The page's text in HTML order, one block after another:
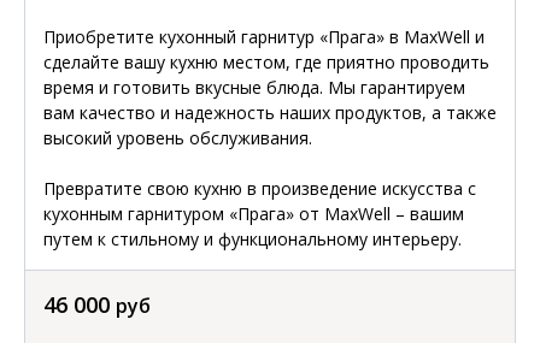
Приобретите кухонный гарнитур «Прага» в MaxWell и
сделайте вашу кухню местом, где приятно проводить
время и готовить вкусные блюда. Мы гарантируем
вам качество и надежность наших продуктов, а также
высокий уровень обслуживания.
Превратите свою кухню в произведение искусства с
кухонным гарнитуром «Прага» от MaxWell – вашим
путем к стильному и функциональному интерьеру.
46 000 руб